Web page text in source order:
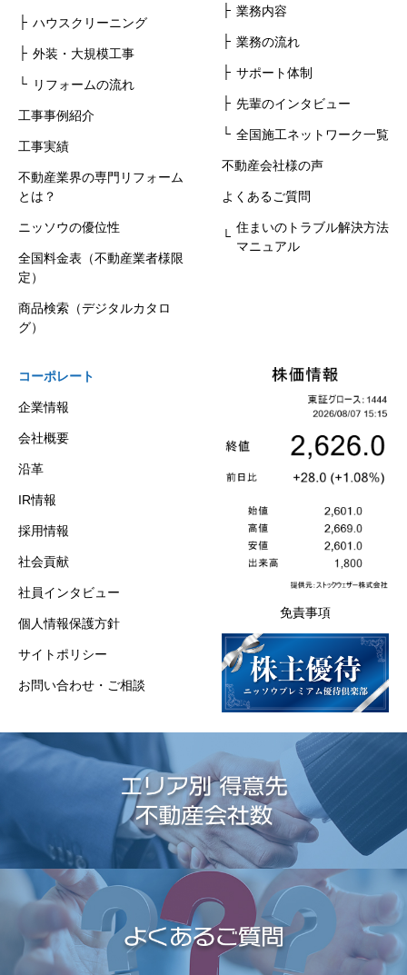
ハウスクリーニング
外装・大規模工事
リフォームの流れ
工事事例紹介
工事実績
不動産業界の専門リフォーム
とは？
ニッソウの優位性
全国料金表（不動産業者様限
定）
商品検索（デジタルカタロ
グ）
業務内容
業務の流れ
サポート体制
先輩のインタビュー
全国施工ネットワーク一覧
不動産会社様の声
よくあるご質問
住まいのトラブル解決方法
マニュアル
コーポレート
企業情報
会社概要
沿革
IR情報
採用情報
社会貢献
社員インタビュー
個人情報保護方針
サイトポリシー
お問い合わせ・ご相談
免責事項